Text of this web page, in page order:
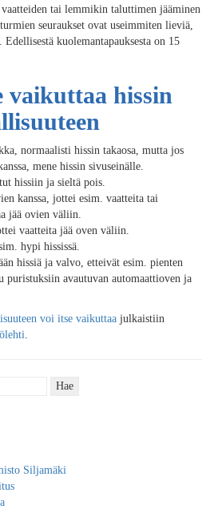
vaatteiden tai lemmikin taluttimen jääminen
seuraukset ovat useimmiten lieviä,
kuolemantapauksesta on 15
vaikuttaa hissin
normaalisti hissin takaosa, mutta jos
mene hissin sivuseinälle.
hissiin ja sieltä pois.
kanssa, jottei esim. vaatteita tai
jää ovien väliin.
vaatteita jää oven väliin.
hypi hississä.
hissiä ja valvo, etteivät esim. pienten
puristuksiin avautuvan automaattioven ja
voi itse vaikuttaa julkaistiin
.
Siljamäki